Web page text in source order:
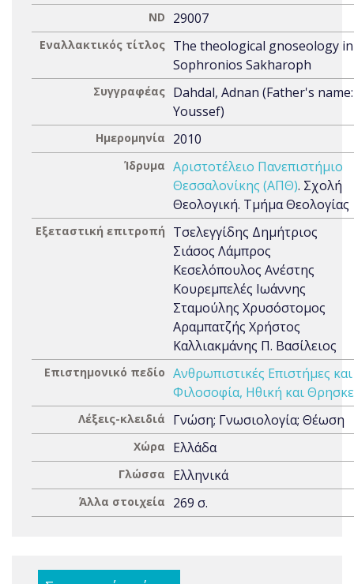
ND 29007
Εναλλακτικός τίτλος The theological gnoseology
Sophronios Sakharoph
Συγγραφέας Dahdal, Adnan (Father's name:
Youssef)
Ημερομηνία 2010
Ίδρυμα Αριστοτέλειο Πανεπιστήμιο
Θεσσαλονίκης (ΑΠΘ). Σχολή
Θεολογική. Τμήμα Θεολογίας
Εξεταστική επιτροπή
Τσελεγγίδης Δημήτριος
Σιάσος Λάμπρος
Κεσελόπουλος Ανέστης
Κουρεμπελές Ιωάννης
Σταμούλης Χρυσόστομος
Αραμπατζής Χρήστος
Καλλιακμάνης Π. Βασίλειος
Επιστημονικό πεδίο Ανθρωπιστικές Επιστήμες
Φιλοσοφία, Ηθική και
Λέξεις-κλειδιά Γνώση; Γνωσιολογία; Θέωση
Χώρα Ελλάδα
Γλώσσα Ελληνικά
Άλλα στοιχεία 269 σ.